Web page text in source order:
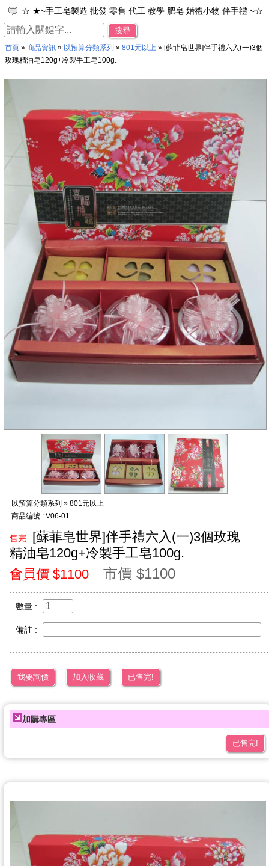
☆ ★~手工皂製造 批發 零售 代工 教學 肥皂 婚禮小物 伴手禮 ~☆
★
☆ ★~工廠直營 專業製造 品牌代工 接受小量訂單~☆ ★
☆ ★~加入免費會員~可享每次購物95折之優惠。~☆ ★
☆ ★~歡迎光臨~蘇菲皂世界~☆ ★
搜尋
首頁» 商品資訊» 以預算分類系列 » 801元以上» [蘇菲皂世界]伴手禮六入(一)3個
玫瑰精油皂120g+冷製手工皂100g.
以預算分類系列 » 801元以上
商品編號 : V06-01
售完
[蘇菲皂世界]伴手禮六入(一)3個玫瑰
精油皂120g+冷製手工皂100g.
會員價 $1100 市價 $1100
數量 :
備註 :
我要詢價 加入收藏 已售完!
加購專區
已售完!